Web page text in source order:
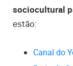
sociocultural
estão:
Canal do